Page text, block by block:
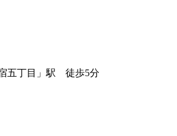
五丁目」駅 徒歩5分